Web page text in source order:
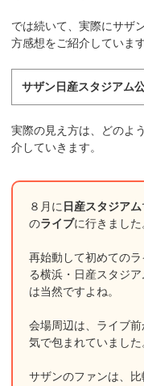
では続いて、実際にサザ
方感想をご紹介しています
サザン日産スタジアム
実際の見え方は、どのよ
介していきます。
８月に 日産スタジアム
のライブに行きました
再始動して初めての
る横浜・日産スタジ
は当然ですよね。
会場周辺は、ライブ
気で包まれていました
サザンのファンは、